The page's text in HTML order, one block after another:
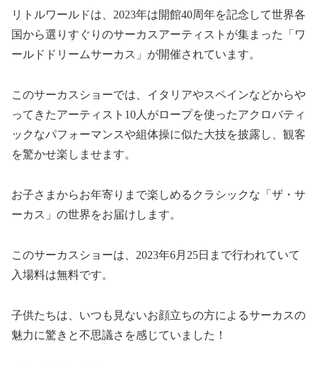
リトルワールドは、2023年は開館40周年を記念して世界各
国から選りすぐりのサーカスアーティストが集まった「ワ
ールドドリームサーカス」が開催されています。
このサーカスショーでは、イタリアやスペインなどからや
ってきたアーティスト10人がロープを使ったアクロバティ
ックなパフォーマンスや組体操に似た大技を披露し、観客
を驚かせ楽しませます。
お子さまからお年寄りまで楽しめるクラシックな「ザ・サ
ーカス」の世界をお届けします。
このサーカスショーは、2023年6月25日まで行われていて
入場料は無料です。
子供たちは、いつも見ないお顔立ちの方によるサーカスの
魅力に驚きと不思議さを感じていました！